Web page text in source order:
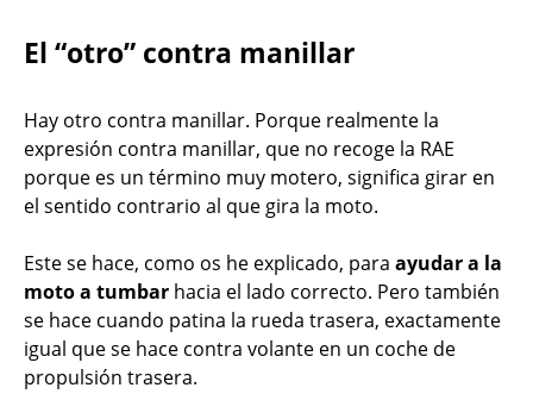
El “otro” contra manillar
Hay otro contra manillar. Porque realmente la
expresión contra manillar, que no recoge la RAE
porque es un término muy motero, significa girar en
el sentido contrario al que gira la moto.
Este se hace, como os he explicado, para ayudar a la
moto a tumbar hacia el lado correcto. Pero también
se hace cuando patina la rueda trasera, exactamente
igual que se hace contra volante en un coche de
propulsión trasera.